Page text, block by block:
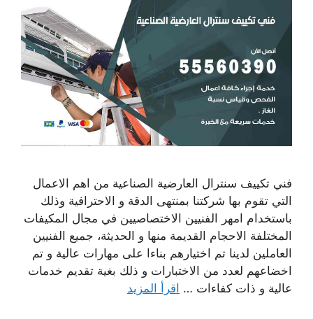
فني تكييف سنترال العارضية الصناعية من اهم الاعمال
التي تقوم بها شركتنا بمنتهى الدقة و الاحترافية وذلك
باستخدام امهر الفنيين الاختصاصيين في مجال المكيفات
المختلفة الاحجام القديمة منها و الحديثة، جميع الفنيين
العاملين لدينا تم اختيارهم بناءا على مهارات عالية و تم
اخضاعهم لعدد من الاختبارات و ذلك بغية تقديم خدمات
عالية و ذات كفاءات … اقرأ المزيد